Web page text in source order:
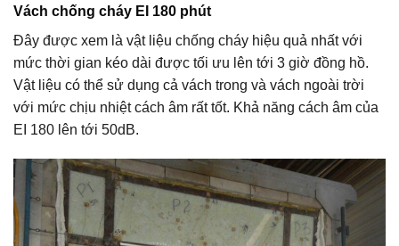
Vách chống cháy EI 180 phút
Đây được xem là vật liệu chống cháy hiệu quả nhất với
mức thời gian kéo dài được tối ưu lên tới 3 giờ đồng hồ.
Vật liệu có thể sử dụng cả vách trong và vách ngoài trời
với mức chịu nhiệt cách âm rất tốt. Khả năng cách âm của
EI 180 lên tới 50dB.